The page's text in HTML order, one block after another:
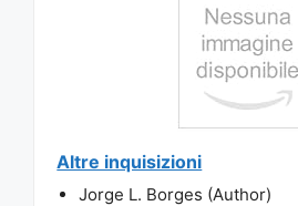
Altre inquisizioni
Jorge L. Borges (Author)